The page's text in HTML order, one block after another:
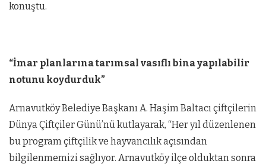
konuştu.
“İmar planlarına tarımsal vasıflı bina yapılabilir
notunu koydurduk”
Arnavutköy Belediye Başkanı A. Haşim Baltacı çiftçilerin
Dünya Çiftçiler Günü’nü kutlayarak, “Her yıl düzenlenen
bu program çiftçilik ve hayvancılık açısından
bilgilenmemizi sağlıyor. Arnavutköy ilçe olduktan sonra